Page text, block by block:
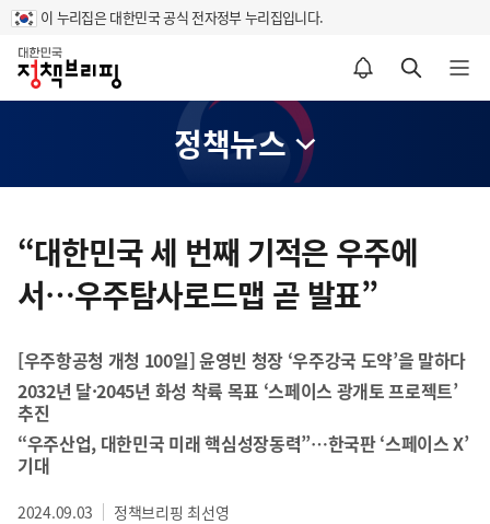
이 누리집은 대한민국 공식 전자정부 누리집입니다.
홈
알림설정 바로가기 검색 바로가기 메뉴 열기
정책뉴스
텐
영
“대한민국 세 번째 기적은 우주에
서…우주탐사로드맵 곧 발표”
[우주항공청 개청 100일] 윤영빈 청장 ‘우주강국 도약’을 말하다
2032년 달·2045년 화성 착륙 목표 ‘스페이스 광개토 프로젝트’
추진
“우주산업, 대한민국 미래 핵심성장동력”…한국판 ‘스페이스 X’
기대
2024.09.03 정책브리핑 최선영